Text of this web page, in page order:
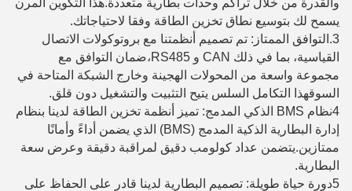
يسمح لك بتوسيع نطاق تخزين الطاقة وفقا لاحتياجاتك.
3.التوافق الممتاز: تم تصميم أنظمتنا مع بروتوكولات الاتصال
القياسية، بما في ذلك CAN و RS485،ضمان التوافق مع
مجموعة واسعة من المحولات الهجينة وخارج الشبكة المتاحة في
السوقهذا التكامل السلس يتيح التثبيت والتشغيل دون قلق.
4نظام BMS الذكي المدمج: تميز أنظمة تخزين الطاقة لدينا بنظام
إدارة البطارية الذكية المدمج (BMS) الذي يضمن أداءً وأمانًا
ممتازين.يتضمن عداد كولومب دقيق لمراقبة دقيقة وعرض سعة
البطارية.
5دورة حياة طويلة: تصميم البطارية لدينا قادر على الحفاظ على